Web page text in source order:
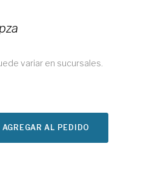
variar en sucursales.
AGREGAR AL PEDIDO